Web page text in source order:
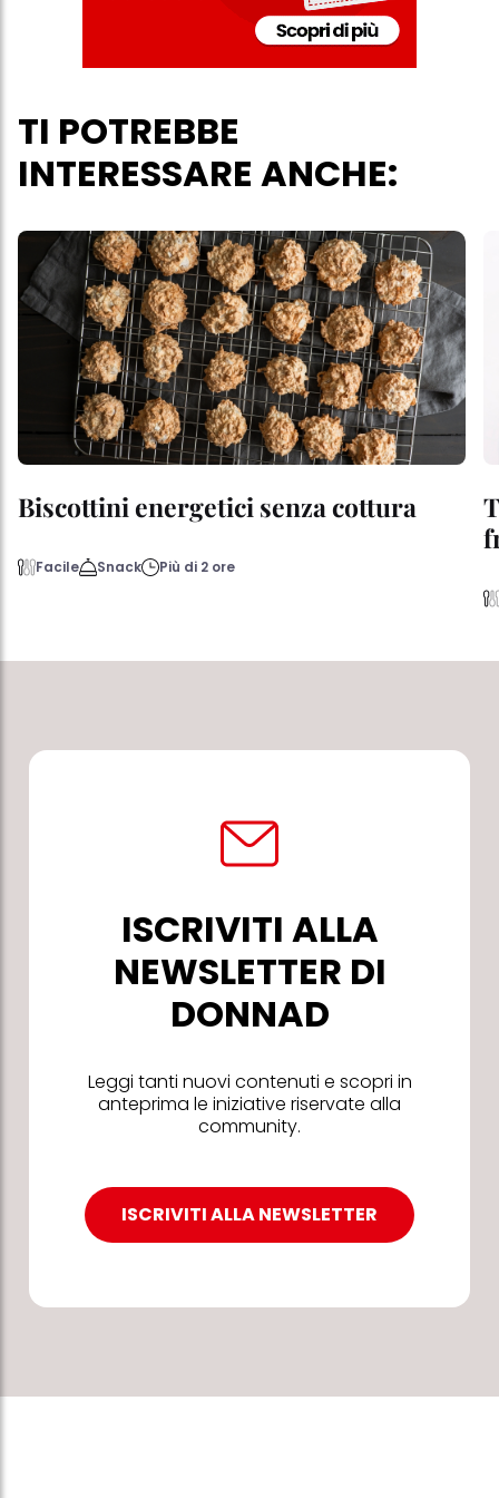
TI POTREBBE
INTERESSARE ANCHE:
Biscottini energetici senza cottura
Facile Snack Più di 2 ore
ISCRIVITI ALLA
NEWSLETTER DI
DONNAD
Leggi tanti nuovi contenuti e scopri in
anteprima le iniziative riservate alla
community.
ISCRIVITI ALLA NEWSLETTER